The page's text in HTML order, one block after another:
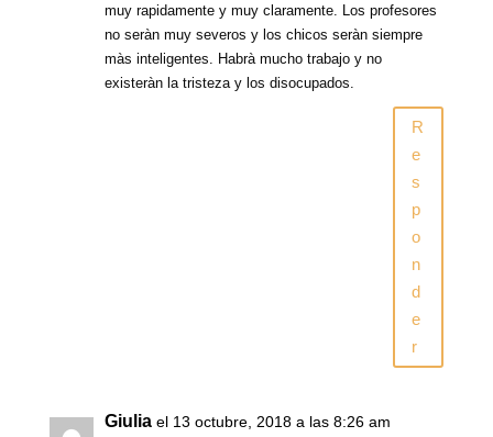
muy rapidamente y muy claramente. Los profesores
no seràn muy severos y los chicos seràn siempre
màs inteligentes. Habrà mucho trabajo y no
existeràn la tristeza y los disocupados.
R
e
s
p
o
n
d
e
r
Giulia el 13 octubre, 2018 a las 8:26 am